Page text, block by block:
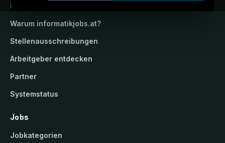
informatikjobs.at
Warum informatikjobs.at?
Stellenausschreibungen
Arbeitgeber entdecken
Partner
Systemstatus
Jobs
Jobkategorien